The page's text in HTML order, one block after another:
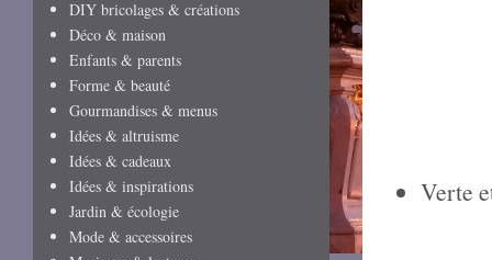
Verte
DIY bricolages & créations
Déco & maison
Enfants & parents
Forme & beauté
Gourmandises & menus
Idées & altruisme
Idées & cadeaux
Idées & inspirations
Jardin & écologie
Mode & accessoires